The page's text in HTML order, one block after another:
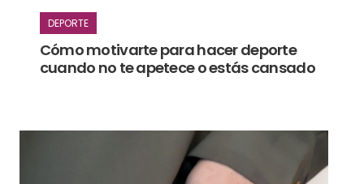
DEPORTE
Cómo motivarte para hacer deporte
cuando no te apetece o estás cansado